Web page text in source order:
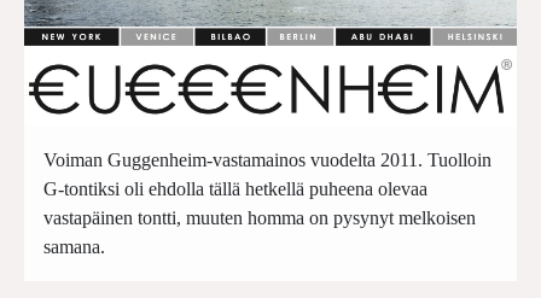
Voiman Guggenheim-vastamainos vuodelta 2011. Tuolloin
G-tontiksi oli ehdolla tällä hetkellä puheena olevaa
vastapäinen tontti, muuten homma on pysynyt melkoisen
samana.